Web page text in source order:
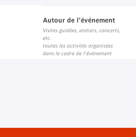
Autour de l'événement
Visites guidées, ateliers, concerts,
etc.
toutes les activités organisées
dans le cadre de l'événement